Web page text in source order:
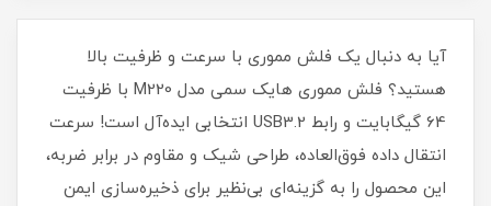
آیا به دنبال یک فلش مموری با سرعت و ظرفیت بالا
هستید؟ فلش مموری هایک سمی مدل M220 با ظرفیت
64 گیگابایت و رابط USB3.2 انتخابی ایده‌آل است! سرعت
انتقال داده فوق‌العاده، طراحی شیک و مقاوم در برابر ضربه،
این محصول را به گزینه‌ای بی‌نظیر برای ذخیره‌سازی ایمن